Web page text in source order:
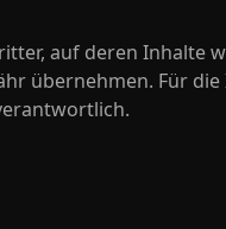
auf deren Inhalte
übernehmen. Für